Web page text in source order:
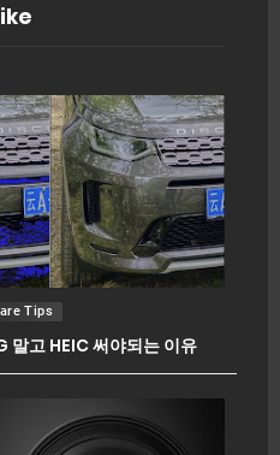
Tips
말고 HEIC 써야되는 이유